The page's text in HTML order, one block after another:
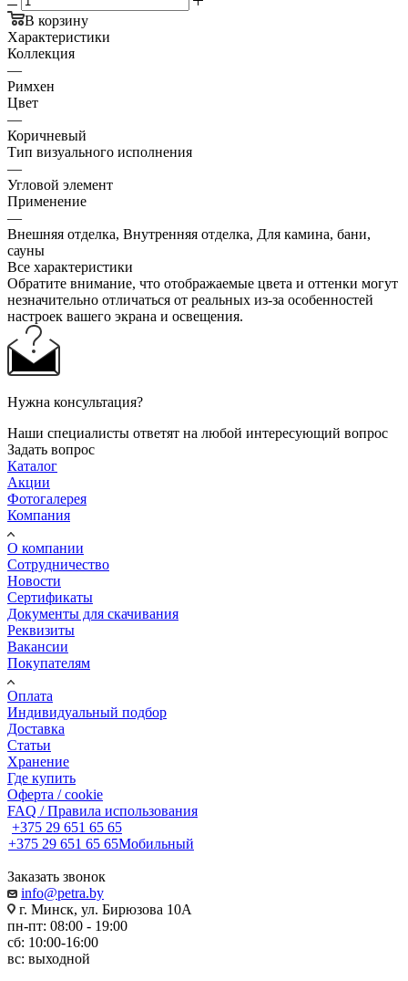
В корзину
Характеристики
Коллекция
—
Римхен
Цвет
—
Коричневый
Тип визуального исполнения
—
Угловой элемент
Применение
—
Внешняя отделка, Внутренняя отделка, Для камина, бани,
сауны
Все характеристики
Обратите внимание, что отображаемые цвета и оттенки могут
незначительно отличаться от реальных из-за особенностей
настроек вашего экрана и освещения.
Нужна консультация?
Наши специалисты ответят на любой интересующий вопрос
Задать вопрос
Каталог
Акции
Фотогалерея
Компания
О компании
Сотрудничество
Новости
Сертификаты
Документы для скачивания
Реквизиты
Вакансии
Покупателям
Оплата
Индивидуальный подбор
Доставка
Статьи
Хранение
Где купить
Оферта / cookie
FAQ / Правила использования
+375 29 651 65 65
+375 29 651 65 65Мобильный
Заказать звонок
info@petra.by
г. Минск, ул. Бирюзова 10А
пн-пт: 08:00 - 19:00
сб: 10:00-16:00
вс: выходной